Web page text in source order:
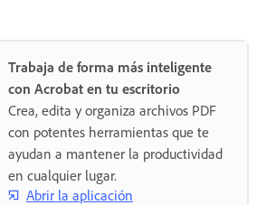
Trabaja de forma más inteligente
con Acrobat en tu escritorio
Crea, edita y organiza archivos PDF
con potentes herramientas que te
ayudan a mantener la productividad
en cualquier lugar.
Abrir la aplicación